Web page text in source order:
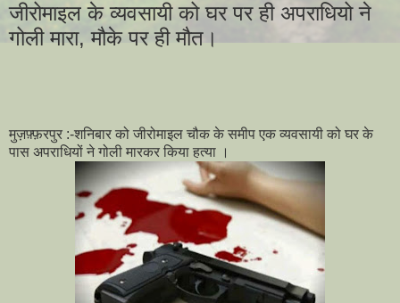
जीरोमाइल के व्यवसायी को घर पर ही अपराधियो ने
गोली मारा, मौके पर ही मौत।
मुज़फ़्फ़रपुर :-शनिबार को जीरोमाइल चौक के समीप एक व्यवसायी को घर के
पास अपराधियों ने गोली मारकर किया हत्या ।